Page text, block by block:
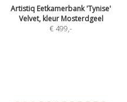
Artistiq Eetkamerbank 'Tynise'
Velvet, kleur Mosterdgeel
€ 499,-